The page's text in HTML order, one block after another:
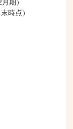
期）
時点）